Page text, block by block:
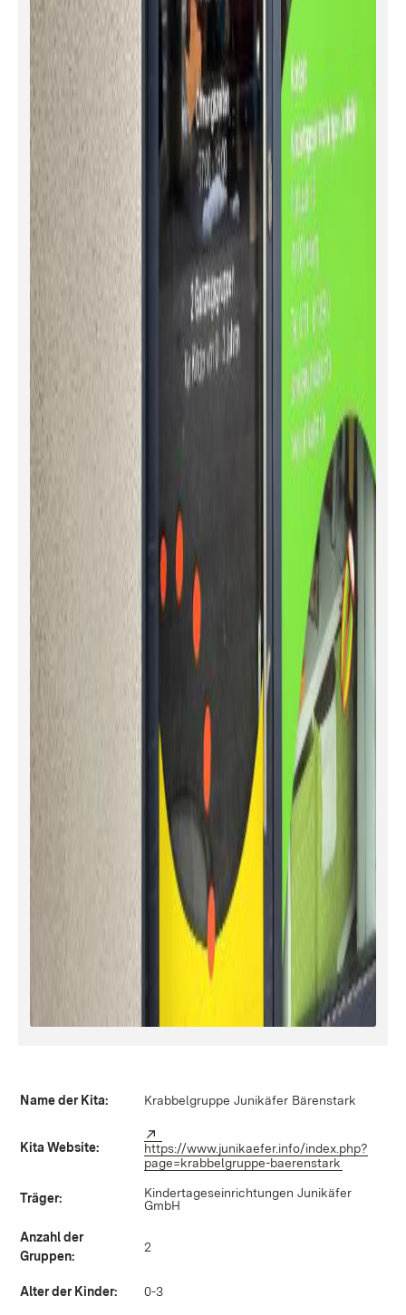
Name der Kita: Krabbelgruppe Junikäfer Bärenstark
Kita Website:
https://www.junikaefer.info/index.php?
page=krabbelgruppe-baerenstark
Träger:
Kindertageseinrichtungen Junikäfer
GmbH
Anzahl der
Gruppen:
2
Alter der Kinder: 0-3